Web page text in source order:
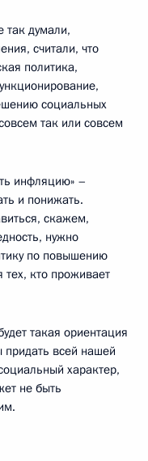
так думали,
считали, что
политика,
социальных
так или совсем
инфляцию» –
и понижать.
скажем,
нужно
по повышению
кто проживает
такая ориентация
придать всей нашей
характер,
не быть